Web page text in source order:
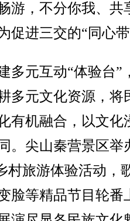
游，不分你我、共
促进三交的“同心
元互动“体验台”
多元文化资源，将
有机融合，以文化
。尖山秦营景区举
村旅游体验活动，
脸等精品节目轮番